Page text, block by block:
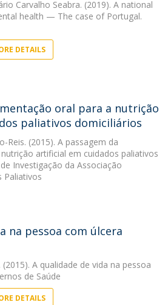
Carvalho Seabra. (2019). A national
health — The case of Portugal.
DETAILS
oral para a nutrição
paliativos domiciliários
Reis. (2015). A passagem da
artificial em cuidados paliativos
Investigação da Associação
Paliativos
na pessoa com úlcera
(2015). A qualidade de vida na pessoa
de Saúde
DETAILS